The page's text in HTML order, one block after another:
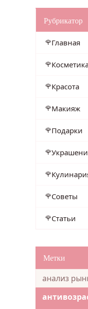
Рубрикатор
Главная
Красота
Макияж
Подарки
Советы
Статьи
Метки
анализ